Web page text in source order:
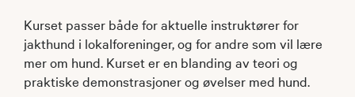
Kurset passer både for aktuelle instruktører for
jakthund i lokalforeninger, og for andre som vil lære
mer om hund. Kurset er en blanding av teori og
praktiske demonstrasjoner og øvelser med hund.